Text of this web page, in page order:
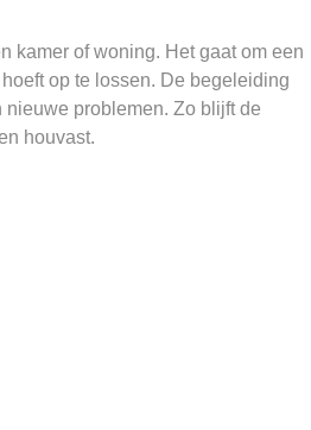
kamer of woning. Het gaat om een
op te lossen. De begeleiding
problemen. Zo blijft de
houvast.